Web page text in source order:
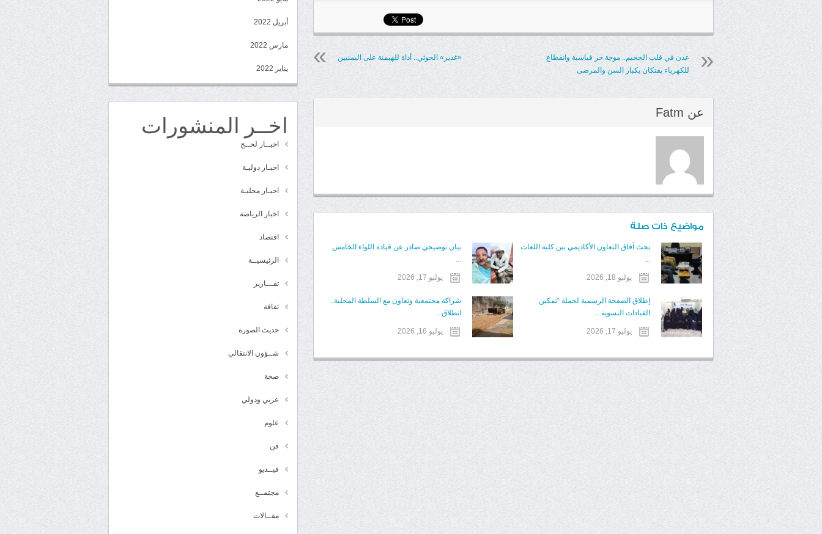
«غدير» الحوثي.. أداة للهيمنة على اليمنيين
عدن في قلب الجحيم.. موجة حر قياسية وانقطاع
للكهرباء يفتكان بكبار السن والمرضى
عن Fatm
مواضيع ذات صلة
بحث آفاق التعاون الأكاديمي بين كلية اللغات
...
يوليو 18, 2026
​بيان توضيحي صادر عن قيادة اللواء الخامس
...
يوليو 17, 2026
إطلاق الصفحة الرسمية لحملة “تمكين
القيادات النسوية ...
يوليو 17, 2026
شراكة مجتمعية وتعاون مع السلطة المحلية..
انطلاق ...
يوليو 16, 2026
أبريل 2022
مارس 2022
يناير 2022
اخــر المنشورات
اخبــار لحــج
اخبـار دوليـة
اخبـار محليـة
اخبار الرياضة
اقتصاد
الرئيسيــة
تقـــارير
ثقافة
حديث الصورة
شــؤون الانتقالي
صحة
عربي ودولي
علوم
فن
فيــديو
مجتمــع
مقــالات